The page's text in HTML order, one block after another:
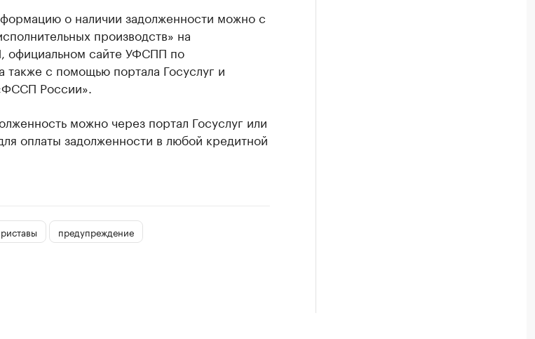
о наличии задолженности можно с
производств» на
официальном сайте УФСПП по
также с помощью портала Госуслуг и
России».
можно через портал Госуслуг или
оплаты задолженности в любой кредитной
предупреждение